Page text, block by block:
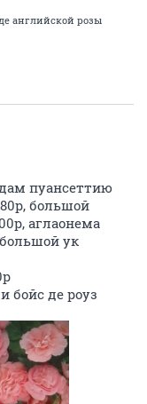
английской розы
пуансеттию
большой
аглаонема
ук
бойс де роуз